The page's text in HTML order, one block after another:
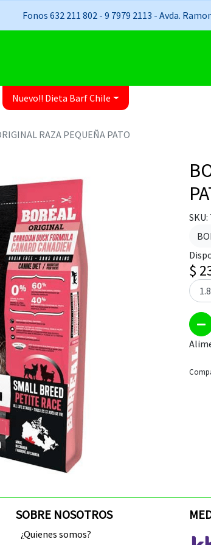
Fonos 632 211 802 - 9 7979 2113 - Avda.
Nuevo!! Dieta Barf Chile
RAZA PEQUEÑA PATO
$
SOBRE NOSOTROS
¿Quienes somos?